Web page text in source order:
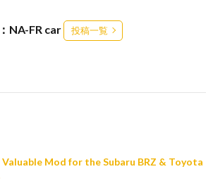
NA-FR car 投稿一覧
Mod for the Subaru BRZ & Toyota